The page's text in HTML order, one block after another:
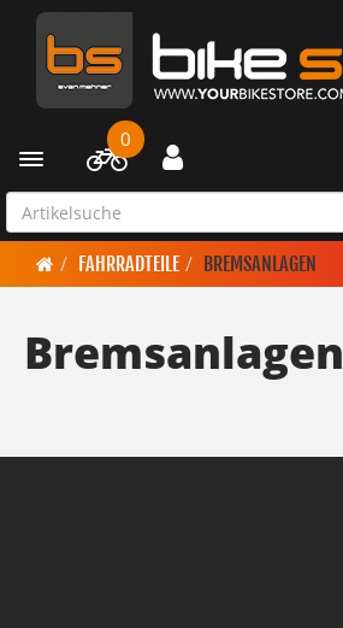
Toggle navigation
0
FAHRRADTEILE BREMSANLAGEN
Bremsanlagen